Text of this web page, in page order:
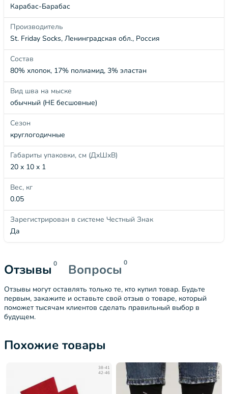
Карабас-Барабас
Производитель
St. Friday Socks, Ленинградская обл., Россия
Состав
80% хлопок, 17% полиамид, 3% эластан
Вид шва на мыске
обычный (НЕ бесшовные)
Сезон
круглогодичные
Габариты упаковки, см (ДхШхВ)
20 x 10 x 1
Вес, кг
0.05
Зарегистрирован в системе Честный Знак
Да
Отзывы 0 Вопросы 0
Отзывы могут оставлять только те, кто купил товар. Будьте
первым, закажите и оставьте свой отзыв о товаре, который
поможет тысячам клиентов сделать правильный выбор в
будущем.
Похожие товары
38-41
42-46
34-37
38-41
42-46